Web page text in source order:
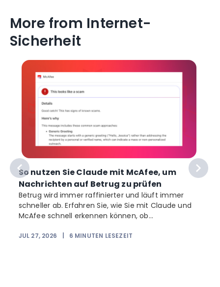
More from Internet-
Sicherheit
So nutzen Sie Claude mit McAfee, um
Nachrichten auf Betrug zu prüfen
Betrug wird immer raffinierter und läuft immer
schneller ab. Erfahren Sie, wie Sie mit Claude und
McAfee schnell erkennen können, ob...
JUL 27, 2026 6 MINUTEN LESEZEIT